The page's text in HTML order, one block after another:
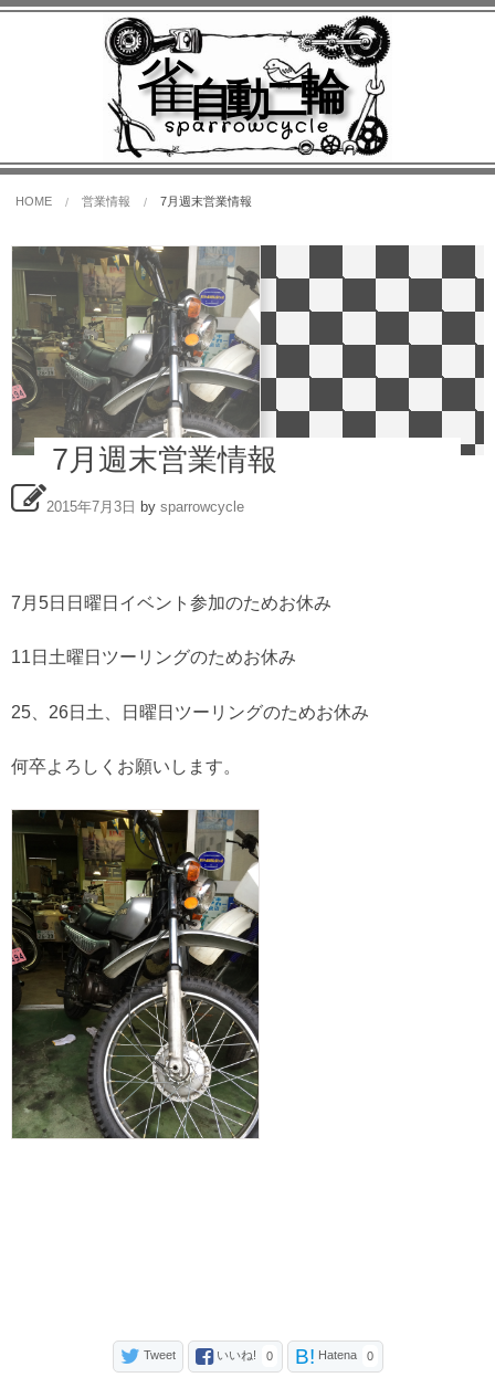
雀自動二輪
sparrowcycle
HOME 営業情報 7月週末営業情報
7月週末営業情報
2015年7月3日 by sparrowcycle
7月5日日曜日イベント参加のためお休み
11日土曜日ツーリングのためお休み
25、26日土、日曜日ツーリングのためお休み
何卒よろしくお願いします。
Tweet いいね! 0 B! Hatena 0